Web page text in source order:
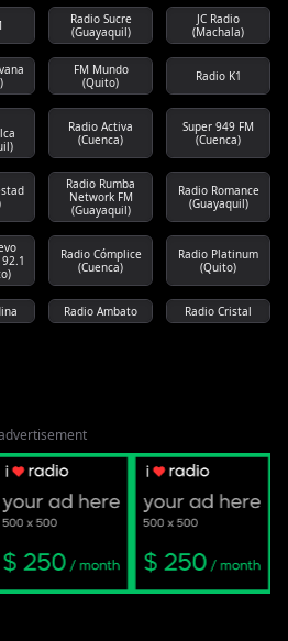
Radio Sucre
(Guayaquil)
JC Radio
(Machala)
FM Mundo
(Quito)
Radio K1
Radio Activa
(Cuenca)
Super 949 FM
(Cuenca)
Radio Rumba
Network FM
(Guayaquil)
Radio Romance
(Guayaquil)
Radio Cómplice
(Cuenca)
Radio Platinum
(Quito)
Radio Ambato Radio Cristal